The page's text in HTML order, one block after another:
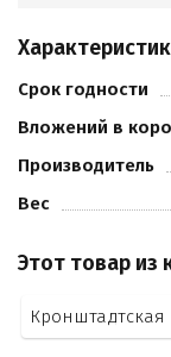
тартразин Е102
синий
Е210.
Срок годности
Вложений в
Производитель
Вес
Этот товар из